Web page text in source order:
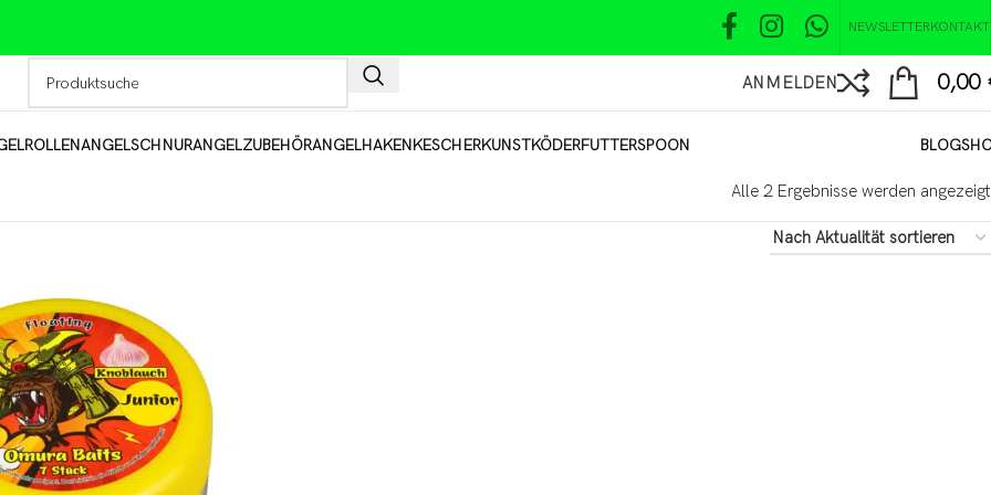
NEWSLETTERKONTAKT
ANMELDEN 0,00
ANGELSCHNURANGELZUBEHÖRANGELHAKENKESCHERKUNSTKÖDERFUTTERSPOON BLOG
Alle 2 Ergebnisse werden angezeigt